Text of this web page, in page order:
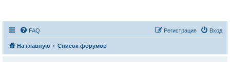
FAQ Вход
Регистрация
На главную Список форумов